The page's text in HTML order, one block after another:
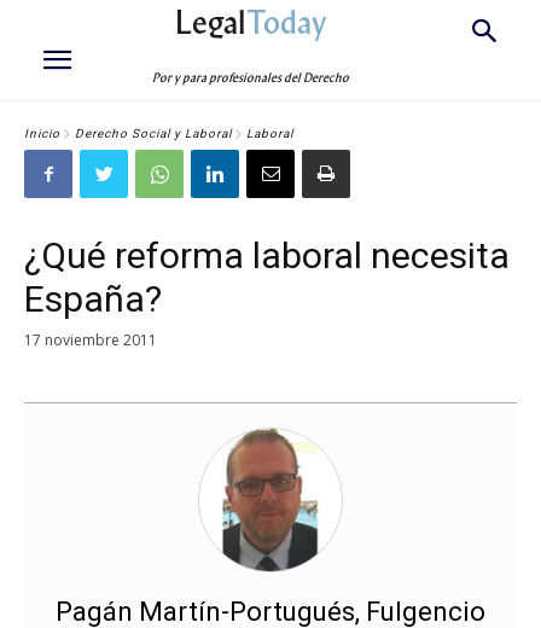
LegalToday
Por y para profesionales del Derecho
Inicio Derecho Social y Laboral Laboral
¿Qué reforma laboral necesita
España?
17 noviembre 2011
Pagán Martín-Portugués, Fulgencio